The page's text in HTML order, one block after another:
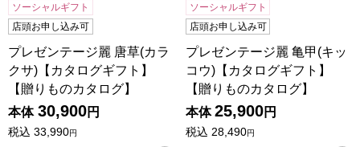
ソーシャルギフト
店頭お申し込み可
プレゼンテージ麗 唐草(カラ
クサ)【カタログギフト】
【贈りものカタログ】
本体 30,900円
税込 33,990円
ソーシャルギフト
店頭お申し込み可
プレゼンテージ麗 亀甲(キッ
コウ)【カタログギフト】
【贈りものカタログ】
本体 25,900円
税込 28,490円